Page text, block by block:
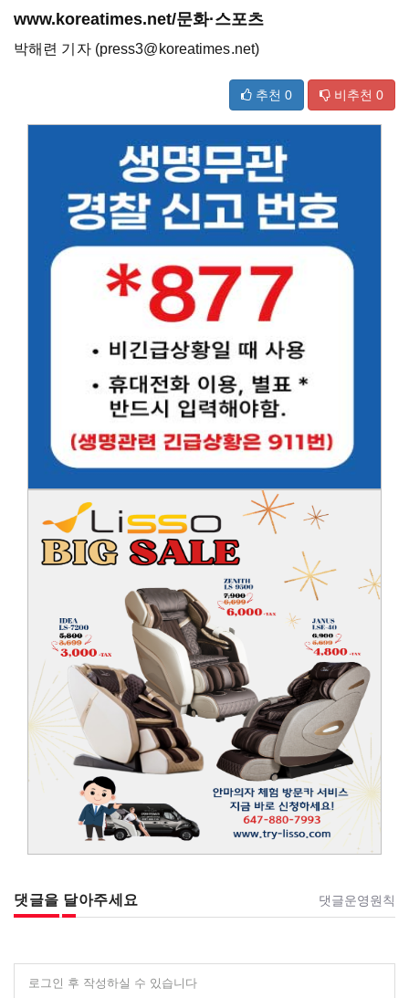
www.koreatimes.net/문화·스포츠
박해련 기자 (press3@koreatimes.net)
추천 0 비추천 0
댓글을 달아주세요 댓글운영원칙
로그인 후 작성하실 수 있습니다